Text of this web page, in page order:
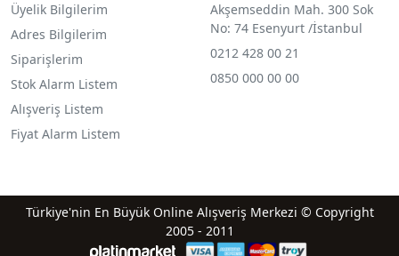
Üyelik Bilgilerim
Adres Bilgilerim
Siparişlerim
Stok Alarm Listem
Alışveriş Listem
Fiyat Alarm Listem
Akşemseddin Mah. 300 Sok
No: 74 Esenyurt /İstanbul
0212 428 00 21
0850 000 00 00
Türkiye'nin En Büyük Online Alışveriş Merkezi © Copyright
2005 - 2011